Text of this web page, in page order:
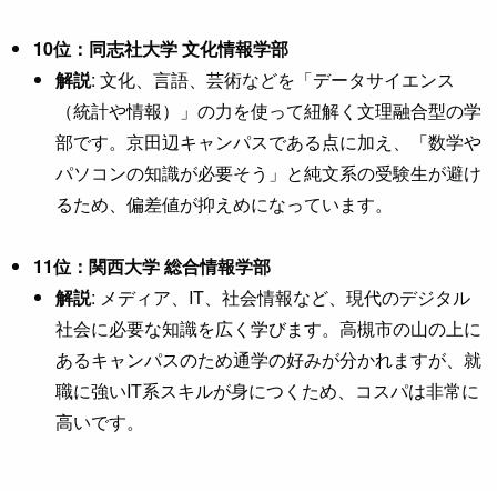
10位：同志社大学 文化情報学部
解説: 文化、言語、芸術などを「データサイエンス
（統計や情報）」の力を使って紐解く文理融合型の学
部です。京田辺キャンパスである点に加え、「数学や
パソコンの知識が必要そう」と純文系の受験生が避け
るため、偏差値が抑えめになっています。
11位：関西大学 総合情報学部
解説: メディア、IT、社会情報など、現代のデジタル
社会に必要な知識を広く学びます。高槻市の山の上に
あるキャンパスのため通学の好みが分かれますが、就
職に強いIT系スキルが身につくため、コスパは非常に
高いです。